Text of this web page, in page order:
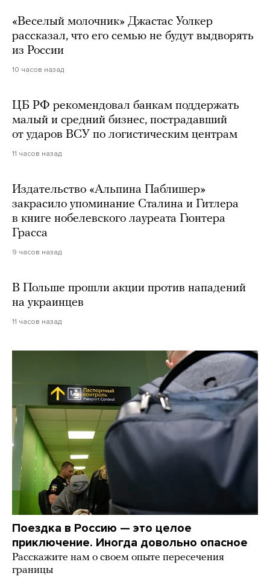
«Веселый молочник» Джастас Уолкер
рассказал, что его семью не будут выдворять
из России
10 часов назад
ЦБ РФ рекомендовал банкам поддержать
малый и средний бизнес, пострадавший
от ударов ВСУ по логистическим центрам
11 часов назад
Издательство «Альпина Паблишер»
закрасило упоминание Сталина и Гитлера
в книге нобелевского лауреата Гюнтера
Грасса
9 часов назад
В Польше прошли акции против нападений
на украинцев
11 часов назад
Поездка в Россию — это целое
приключение. Иногда довольно опасное
Расскажите нам о своем опыте пересечения
границы